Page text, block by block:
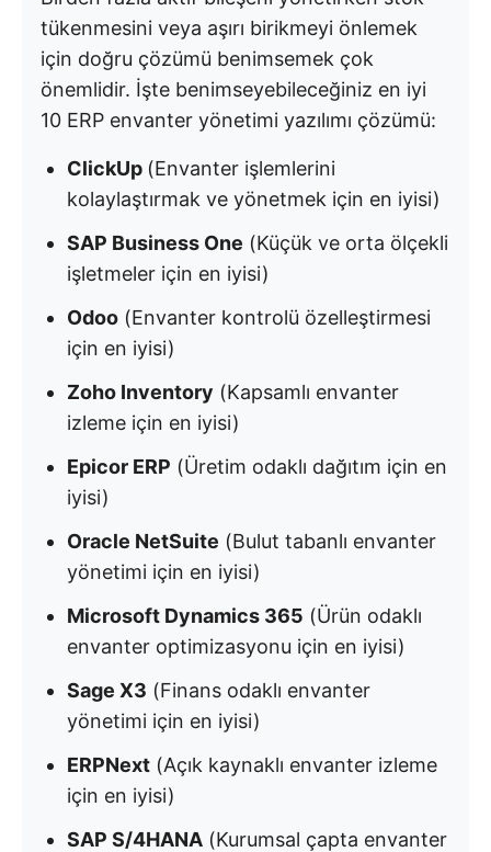
tükenmesini veya aşırı birikmeyi önlemek
için doğru çözümü benimsemek çok
önemlidir. İşte benimseyebileceğiniz en iyi
10 ERP envanter yönetimi yazılımı çözümü:
ClickUp (Envanter işlemlerini
kolaylaştırmak ve yönetmek için en iyisi)
SAP Business One (Küçük ve orta ölçekli
işletmeler için en iyisi)
Odoo (Envanter kontrolü özelleştirmesi
için en iyisi)
Zoho Inventory (Kapsamlı envanter
izleme için en iyisi)
Epicor ERP (Üretim odaklı dağıtım için en
iyisi)
Oracle NetSuite (Bulut tabanlı envanter
yönetimi için en iyisi)
Microsoft Dynamics 365 (Ürün odaklı
envanter optimizasyonu için en iyisi)
Sage X3 (Finans odaklı envanter
yönetimi için en iyisi)
ERPNext (Açık kaynaklı envanter izleme
için en iyisi)
SAP S/4HANA (Kurumsal çapta envanter